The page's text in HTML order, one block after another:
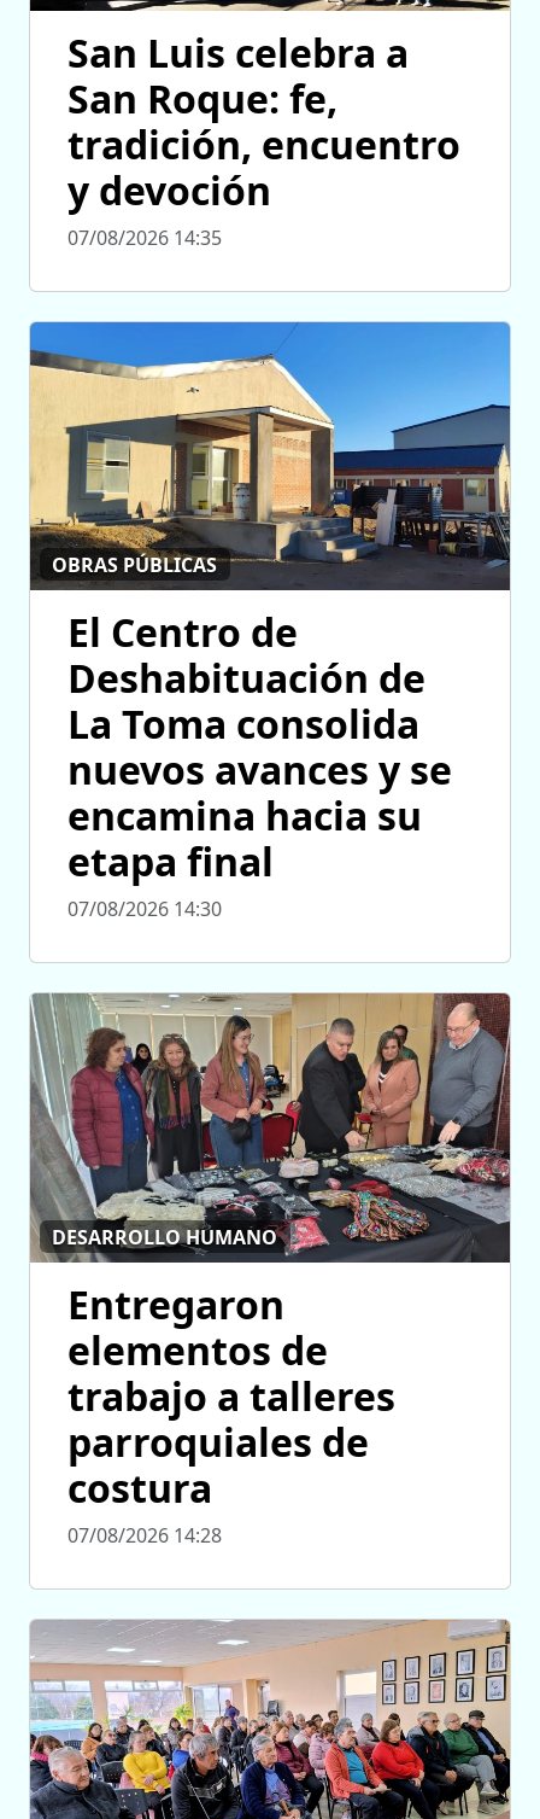
San Luis celebra a
San Roque: fe,
tradición, encuentro
y devoción
07/08/2026 14:35
OBRAS PÚBLICAS
El Centro de
Deshabituación de
La Toma consolida
nuevos avances y se
encamina hacia su
etapa final
07/08/2026 14:30
DESARROLLO HUMANO
Entregaron
elementos de
trabajo a talleres
parroquiales de
costura
07/08/2026 14:28